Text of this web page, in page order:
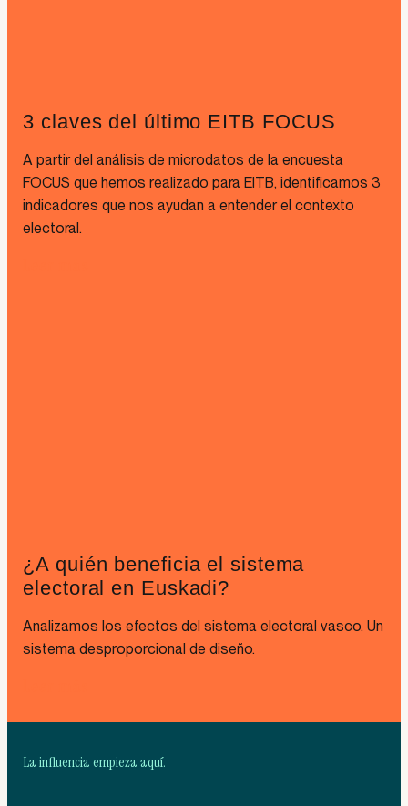
3 claves del último EITB FOCUS
A partir del análisis de microdatos de la encuesta
FOCUS que hemos realizado para EITB, identificamos 3
indicadores que nos ayudan a entender el contexto
electoral.
¿A quién beneficia el sistema
electoral en Euskadi?
Analizamos los efectos del sistema electoral vasco. Un
sistema desproporcional de diseño.
La influencia empieza aquí.